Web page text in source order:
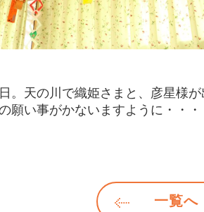
。天の川で織姫さまと、彦星様
願い事がかないますように・・・
一覧へ